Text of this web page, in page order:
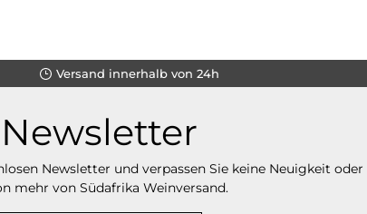
Versand innerhalb von 24h
Newsletter
Newsletter und verpassen Sie keine Neuigkeit oder
mehr von Südafrika Weinversand.